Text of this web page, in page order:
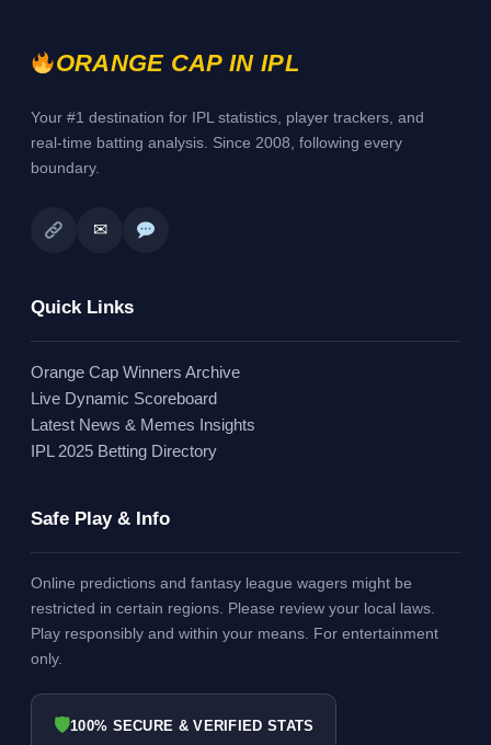
ORANGE CAP IN IPL
Your #1 destination for IPL statistics, player trackers, and
real-time batting analysis. Since 2008, following every
boundary.
✉
Quick Links
Orange Cap Winners Archive
Live Dynamic Scoreboard
Latest News & Memes Insights
IPL 2025 Betting Directory
Safe Play & Info
Online predictions and fantasy league wagers might be
restricted in certain regions. Please review your local laws.
Play responsibly and within your means. For entertainment
only.
🛡100% SECURE & VERIFIED STATS